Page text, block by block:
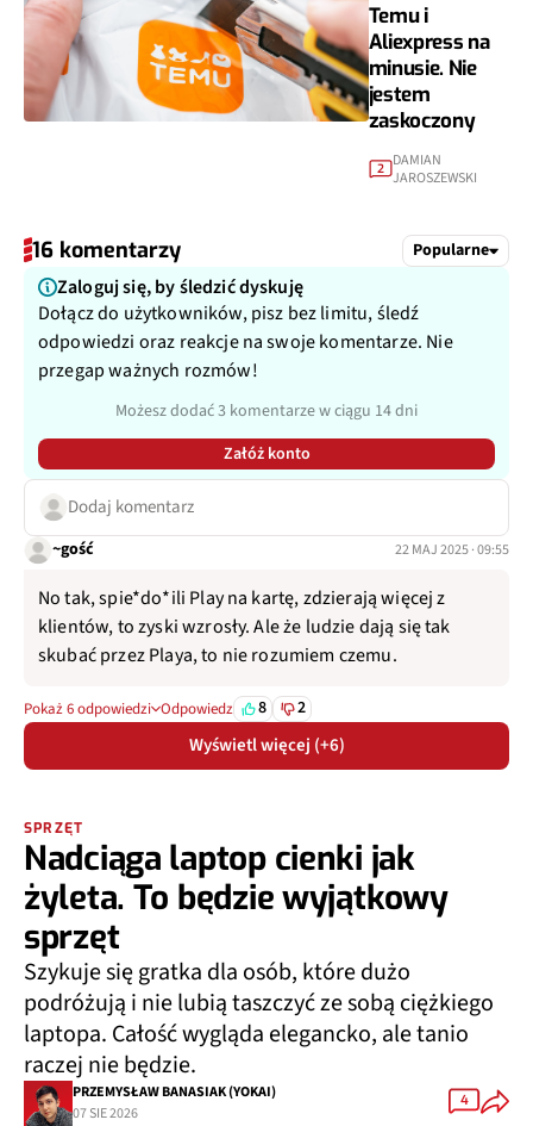
Temu i
Aliexpress na
minusie. Nie
jestem
zaskoczony
2 DAMIAN
JAROSZEWSKI
16 komentarzy Popularne
Zaloguj się, by śledzić dyskuję
Dołącz do użytkowników, pisz bez limitu, śledź
odpowiedzi oraz reakcje na swoje komentarze. Nie
przegap ważnych rozmów!
Możesz dodać 3 komentarze w ciągu 14 dni
Załóż konto
Dodaj komentarz
~gość 22 MAJ 2025 · 09:55
No tak, spie*do*ili Play na kartę, zdzierają więcej z
klientów, to zyski wzrosły. Ale że ludzie dają się tak
skubać przez Playa, to nie rozumiem czemu.
Pokaż 6 odpowiedzi Odpowiedz 8 2
Wyświetl więcej (+6)
SPRZĘT
Nadciąga laptop cienki jak
żyleta. To będzie wyjątkowy
sprzęt
Szykuje się gratka dla osób, które dużo
podróżują i nie lubią taszczyć ze sobą ciężkiego
laptopa. Całość wygląda elegancko, ale tanio
raczej nie będzie.
PRZEMYSŁAW BANASIAK (YOKAI)
07 SIE 2026
4